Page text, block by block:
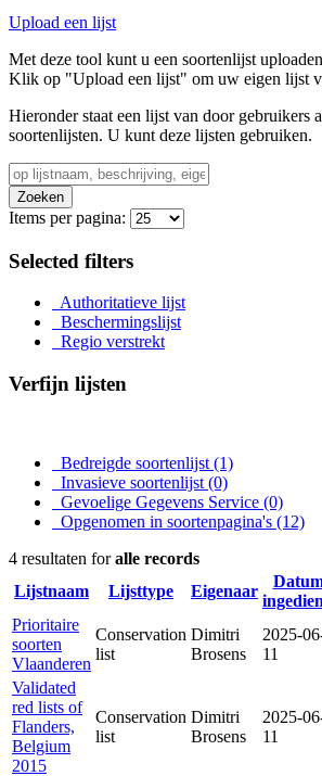
Upload een lijst
Met deze tool kunt u een soortenlijst
Klik op "Upload een lijst" om uw eigen lijst
Hieronder staat een lijst van door gebruikers
soortenlijsten. U kunt deze lijsten gebruiken.
Zoeken
Items per pagina:
Selected filters
Authoritatieve lijst
Beschermingslijst
Regio verstrekt
Verfijn lijsten
Bedreigde soortenlijst (1)
Invasieve soortenlijst (0)
Gevoelige Gegevens Service (0)
Opgenomen in soortenpagina's (12)
4 resultaten foralle records
Lijstnaam
Lijsttype Eigenaar
Prioritaire
soorten
Vlaanderen
Conservation
list
Dimitri
Brosens
2025-
11
Validated
red lists of
Flanders,
Belgium
2015
Conservation
list
Dimitri
Brosens
2025-
11